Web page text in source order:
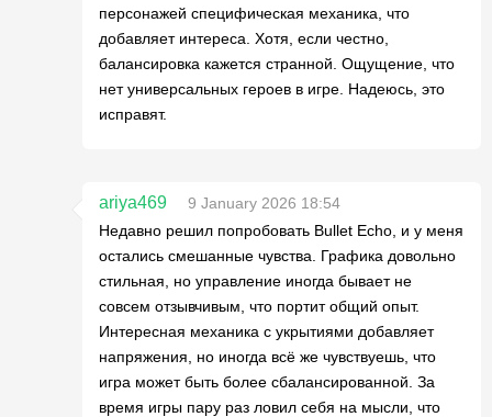
персонажей специфическая механика, что
добавляет интереса. Хотя, если честно,
балансировка кажется странной. Ощущение, что
нет универсальных героев в игре. Надеюсь, это
исправят.
ariya469
9 January 2026 18:54
Недавно решил попробовать Bullet Echo, и у меня
остались смешанные чувства. Графика довольно
стильная, но управление иногда бывает не
совсем отзывчивым, что портит общий опыт.
Интересная механика с укрытиями добавляет
напряжения, но иногда всё же чувствуешь, что
игра может быть более сбалансированной. За
время игры пару раз ловил себя на мысли, что